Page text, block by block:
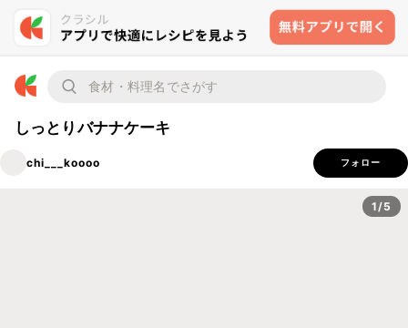
しっとりバナナケーキ
chi___koooo フォロー
1/5